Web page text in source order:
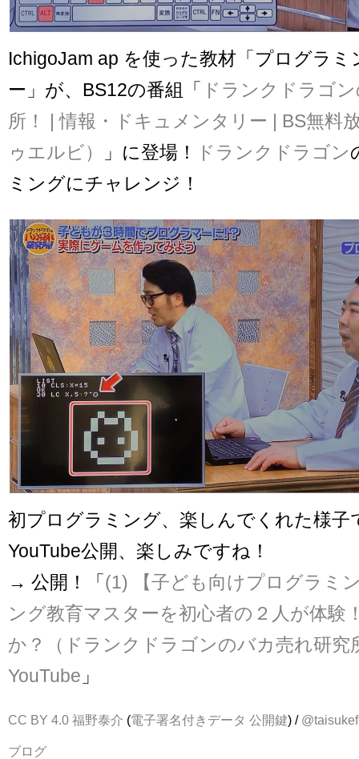
IchigoJam ap を使った教材「プログラ
ー」が、BS12の番組「 ドランクドラゴ
所！ | 情報・ドキュメンタリー | BS無料
ゥエルビ）
」に登場！ ドランクドラゴン
ミングにチャレンジ！
初プログラミング、楽しんでくれた様子
YouTube公開、楽しみですね！
→ 公開！「(1) 【子ども向けプログラミ
ング教育マスターを初心者の２人が体験
か？（ドランクドラゴンのバカ売れ研
YouTube 」
CC BY 4.0 福野泰介 (電子署名付きデータ 公開鍵) / @taisukef
ブログ